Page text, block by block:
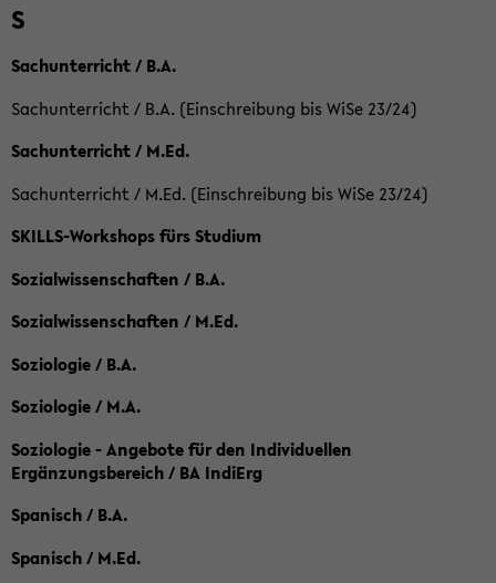
S
Sachunterricht / B.A.
Sachunterricht / B.A. (Einschreibung bis WiSe 23/24)
Sachunterricht / M.Ed.
Sachunterricht / M.Ed. (Einschreibung bis WiSe 23/24)
SKILLS-Workshops fürs Studium
Sozialwissenschaften / B.A.
Sozialwissenschaften / M.Ed.
Soziologie / B.A.
Soziologie / M.A.
Soziologie - Angebote für den Individuellen
Ergänzungsbereich / BA IndiErg
Spanisch / B.A.
Spanisch / M.Ed.